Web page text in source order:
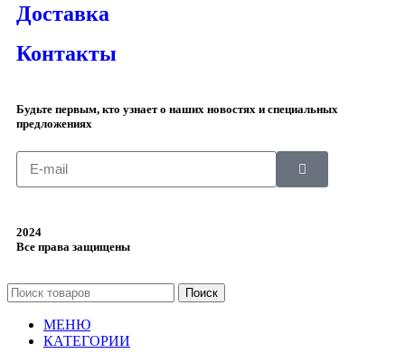
Доставка
Контакты
Будьте первым, кто узнает о наших новостях и специальных
предложениях
2024
Все права защищены
Поиск
МЕНЮ
КАТЕГОРИИ